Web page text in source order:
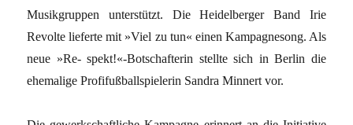
Musikgruppen unterstützt. Die Heidelberger Band Irie
Revolte lieferte mit »Viel zu tun« einen Kampagnesong. Als
neue »Re- spekt!«-Botschafterin stellte sich in Berlin die
ehemalige Profifußballspielerin Sandra Minnert vor.